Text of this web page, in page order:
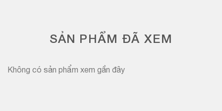
SẢN PHẨM ĐÃ XEM
Không có sản phẩm xem gần đây